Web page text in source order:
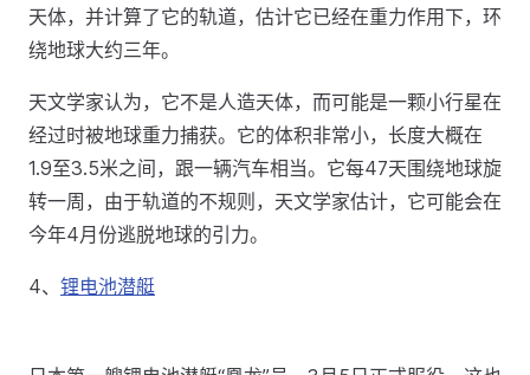
天体，并计算了它的轨道，估计它已经在重力作用下，环
绕地球大约三年。
天文学家认为，它不是人造天体，而可能是一颗小行星在
经过时被地球重力捕获。它的体积非常小，长度大概在
1.9至3.5米之间，跟一辆汽车相当。它每47天围绕地球旋
转一周，由于轨道的不规则，天文学家估计，它可能会在
今年4月份逃脱地球的引力。
4、 锂电池潜艇